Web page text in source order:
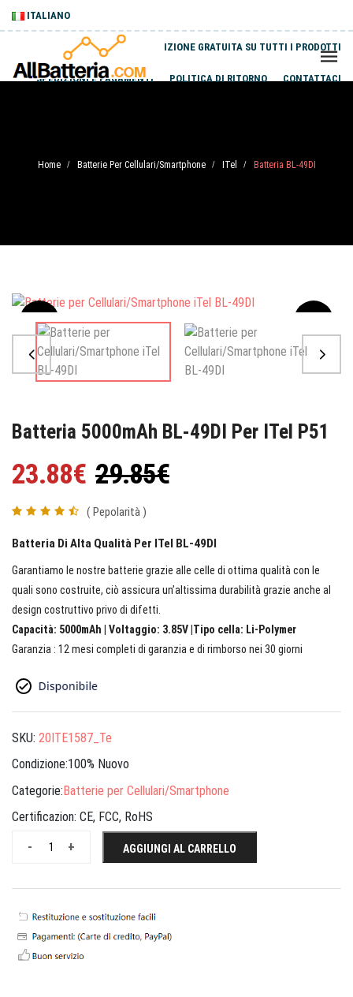
ITALIANO
SPEDIZIONE GRATUITA SU TUTTI I PRODOTTI
SPEDIZIONI E PAGAMENTI POLITICA DI RITORNO CONTATTACI
Home / Batterie Per Cellulari/Smartphone / ITel / Batteria BL-49DI
Sale
Batteria 5000mAh BL-49DI Per ITel P51
23.88€ 29.85€
( Pepolarità )
Batteria Di Alta Qualità Per ITel BL-49DI
Garantiamo le nostre batterie grazie alle celle di ottima qualità con le
quali sono costruite, ciò assicura un’altissima durabilità grazie anche al
design costruttivo privo di difetti.
Capacità: 5000mAh | Voltaggio: 3.85V |Tipo cella: Li-Polymer
Garanzia : 12 mesi completi di garanzia e di rimborso nei 30 giorni
SKU: 20ITE1587_Te
Condizione:100% Nuovo
Categorie:Batterie per Cellulari/Smartphone
Certificazion: CE, FCC, RoHS
+
- AGGIUNGI AL CARRELLO